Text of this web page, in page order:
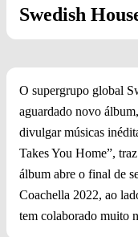
Swedish
O supergrupo global
aguardado novo
divulgar músicas
Takes You Home”,
álbum abre o final de
Coachella 2022, ao
tem colaborado muito